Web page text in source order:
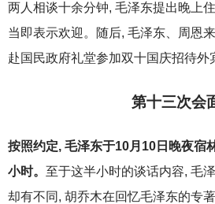
两人相谈十余分钟, 毛泽东提出晚上
当即表示欢迎。随后, 毛泽东、周恩
赴国民政府礼堂参加双十国庆招待外
第十三次会
按照约定, 毛泽东于10月10日晚夜宿
小时。 至于这半小时的谈话内容, 毛
却有不同, 胡乔木在回忆毛泽东的专